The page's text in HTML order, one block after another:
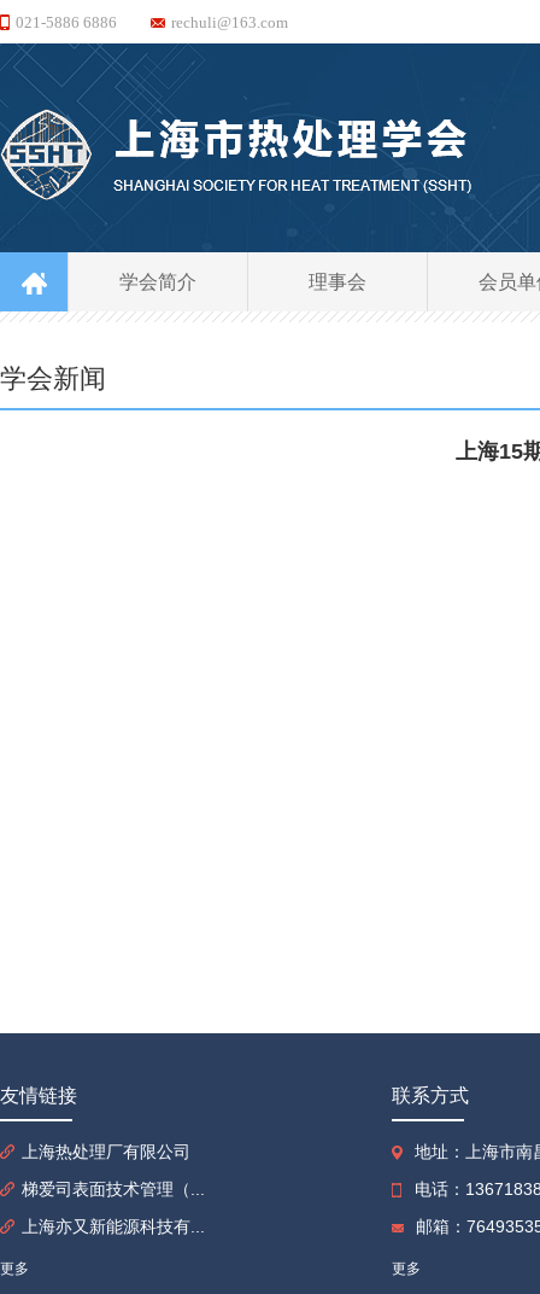
021-5886 6886 rechuli@163.com
学会简介 理事会 会员单
学会新闻
上海15
友情链接
上海热处理厂有限公司
梯爱司表面技术管理（...
上海亦又新能源科技有...
更多
联系方式
地址：上海市南
电话：
邮箱：
更多